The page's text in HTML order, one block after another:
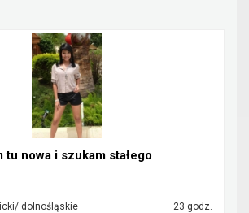
tu nowa i szukam stałego
dolnośląskie 23 godz.